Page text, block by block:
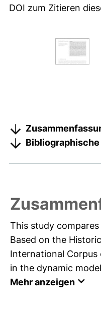
DOI zum Zitieren
This study
Based on the
International
in the dynamic
Mehr anzeigen